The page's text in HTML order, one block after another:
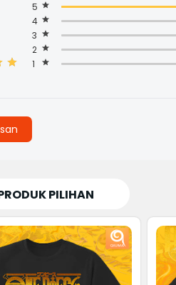
5
4
3
2
1
PILIHAN